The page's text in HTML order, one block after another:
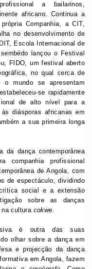
a bailarinos,
africano. Continua a
Companhia, a CIT,
no desenvolvimento de
Escola Internacional de
lançou o Festival
FIDO, um festival aberto
no qual cerca de
mundo se apresentam
se rapidamente
de alto nível para a
diásporas africanas em
a sua primeira longa
da dança contemporânea
companhia profissional
de Angola, com
de espectáculo, dividindo
social e a extensão
sobre as danças
na cultura cokwe.
é outra das suas
olhar sobre a dança em
e projecção da dança
em Angola, fazem